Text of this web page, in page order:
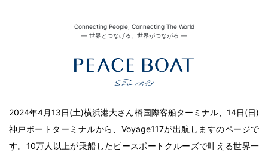
Connecting People, Connecting The World
― 世界とつなげる、世界がつながる ―
2024年4月13日(土)横浜港大さん橋国際客船ターミナル、14日(日)
神戸ポートターミナルから、Voyage117が出航しますのページで
す。10万人以上が乗船したピースボートクルーズで叶える世界一